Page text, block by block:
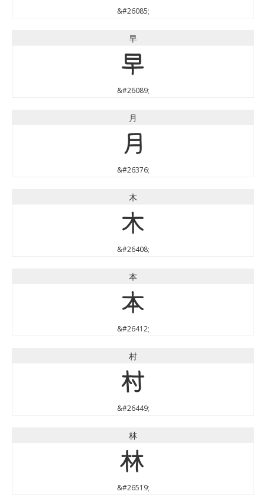
&#26085;
早
早
&#26089;
月
月
&#26376;
木
木
&#26408;
本
本
&#26412;
村
村
&#26449;
林
林
&#26519;